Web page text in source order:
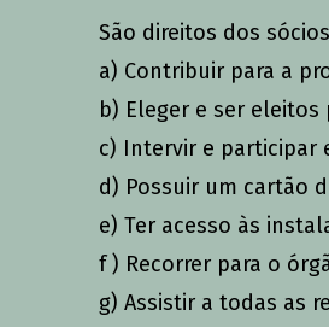
São direitos dos
a) Contribuir para a
b) Eleger e ser eleitos
c) Intervir e participar
d) Possuir um cartão
e) Ter acesso às
f ) Recorrer para o
g) Assistir a todas as